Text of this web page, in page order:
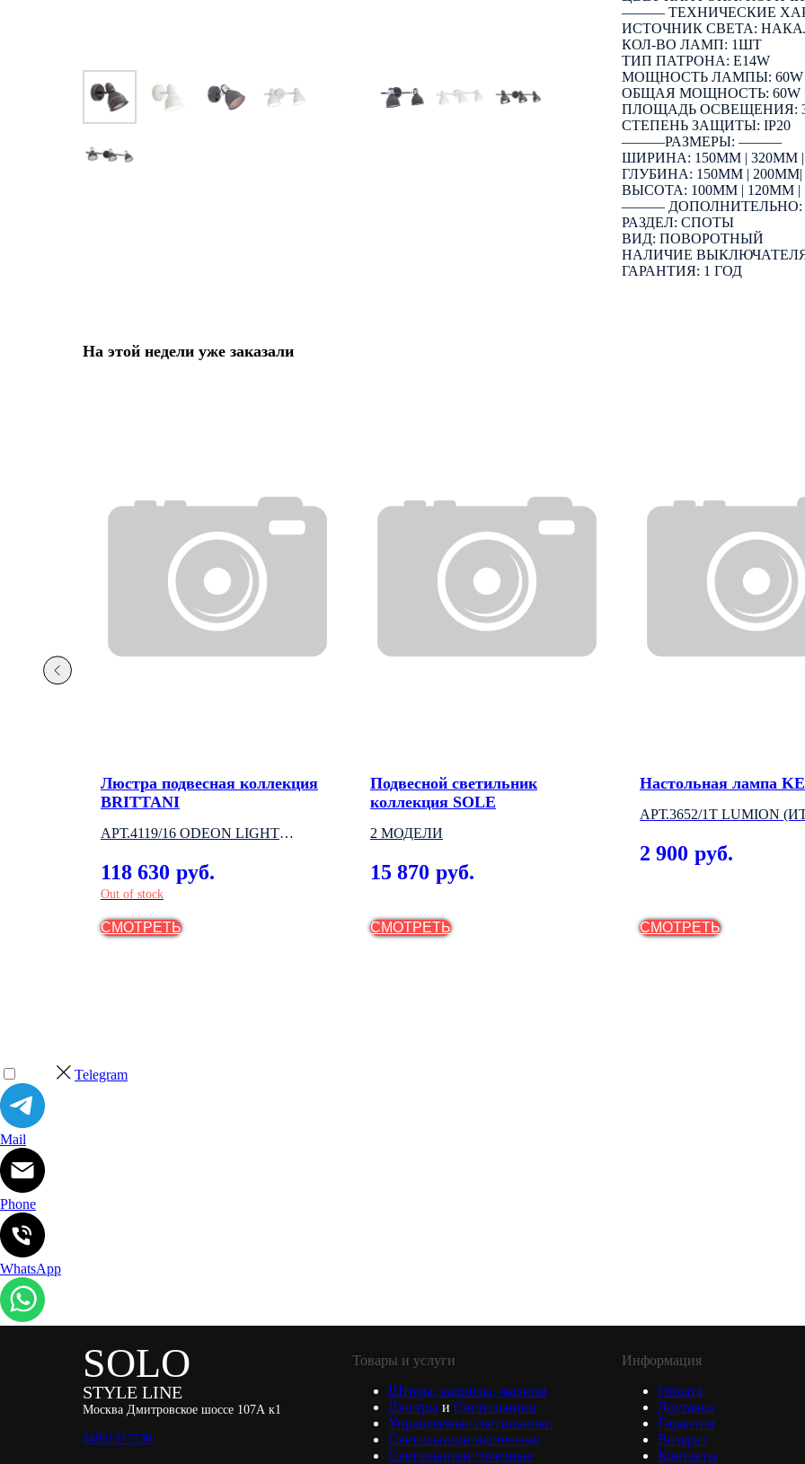
――― ТЕХНИЧЕСКИЕ
ИСТОЧНИК СВЕТА:
КОЛ-ВО ЛАМП: 1ШТ
ТИП ПАТРОНА: E14W
МОЩНОСТЬ ЛАМПЫ: 60W
ОБЩАЯ МОЩНОСТЬ: 60W |
ПЛОЩАДЬ ОСВЕЩЕНИЯ:
СТЕПЕНЬ ЗАЩИТЫ: IP20
―――РАЗМЕРЫ: ―――
ШИРИНА: 150ММ | 320ММ
ГЛУБИНА: 150ММ |
ВЫСОТА: 100ММ | 120ММ |
―――
РАЗДЕЛ: СПОТЫ
ВИД: ПОВОРОТНЫЙ
НАЛИЧИЕ
ГАРАНТИЯ: 1 ГОД
На этой недели уже заказали
Люстра подвесная коллекция
BRITTANI
АРТ.4119/16 ODEON LIGHT
(ИТАЛИЯ)
118 630 руб.
Out of stock
СМОТРЕТЬ
Подвесной светильник
коллекция SOLE
2 МОДЕЛИ
15 870 руб.
СМОТРЕТЬ
Настольная лампа
АРТ.3652/1T LUMION
2 900 руб.
СМОТРЕТЬ
Telegram
Mail
Phone
WhatsApp
SOLO
STYLE LINE
Москва Дмитровское шоссе 107А к1
84951977330
Товары и услуги
Шторы, карнизы, жалюзи
Люстры и Светильники
Управляемые светильники
Светильники настенные
Светильники точечные
Информация
Оплата
Доставка
Гарантия
Возврат
Контакты